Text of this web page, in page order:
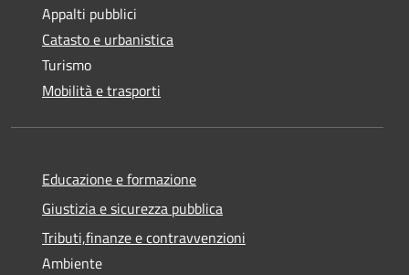
Appalti pubblici
Catasto e urbanistica
Turismo
Mobilità e trasporti
Educazione e formazione
Giustizia e sicurezza pubblica
Tributi,finanze e contravvenzioni
Ambiente